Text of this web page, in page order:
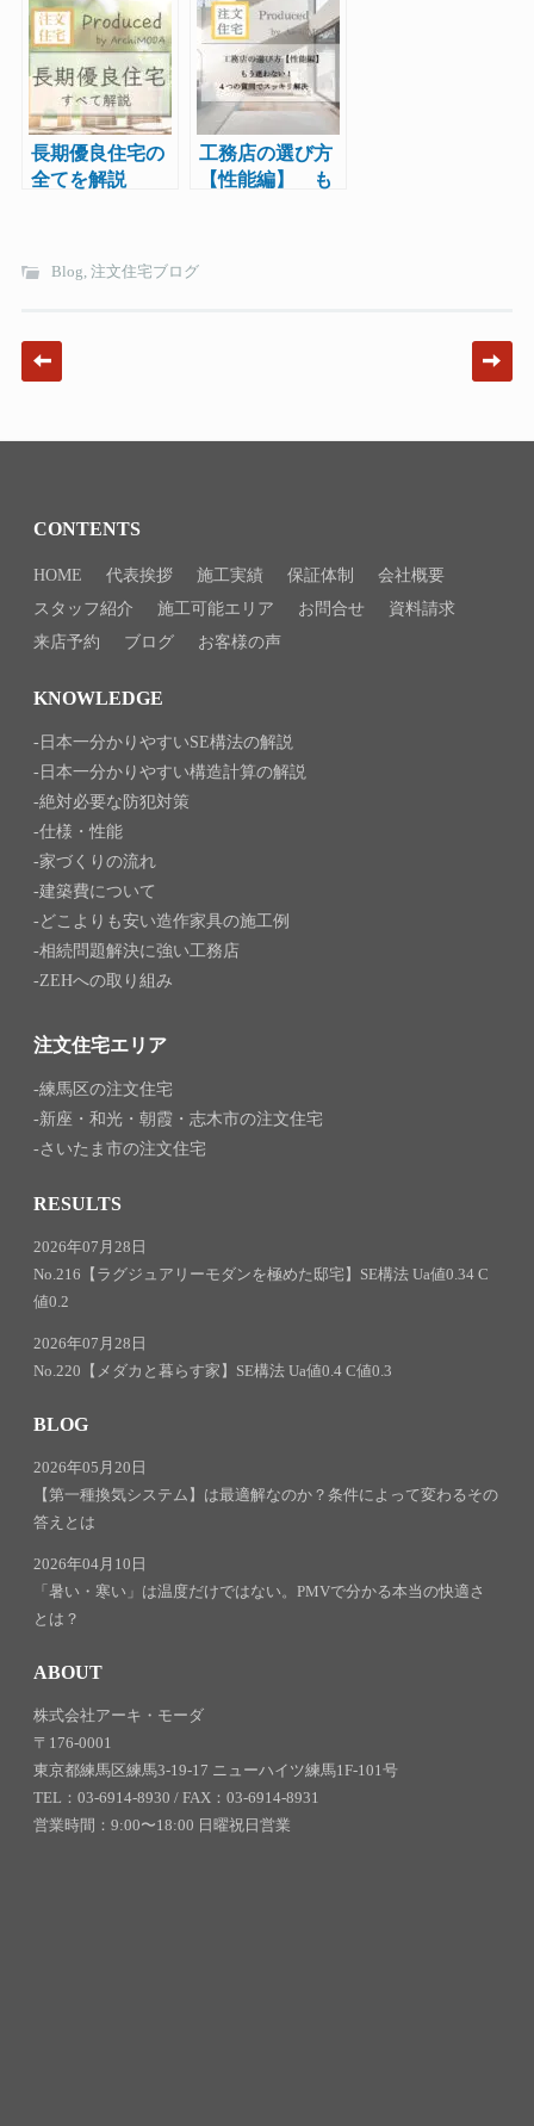
で実現可能か？
るのか！？|アー
キ・モーダ
長期優良住宅の
全てを解説
工務店の選び方
【性能編】 も
Blog 注文住宅ブログ
Post navigation
CONTENTS
HOME 代表挨拶 施工実績 保証体制
会社概要
スタッフ紹介
施工可能エリア お問合せ
資料請求
来店予約
ブログ お客様の声
KNOWLEDGE
日本一分かりやすいSE構法の解説
日本一分かりやすい構造計算の解説
絶対必要な防犯対策
仕様・性能
家づくりの流れ
建築費について
どこよりも安い造作家具の施工例
相続問題解決に強い工務店
ZEHへの取り組み
注文住宅エリア
練馬区の注文住宅
新座・和光・朝霞・志木市の注文住宅
さいたま市の注文住宅
RESULTS
2026年07月28日
No.216【ラグジュアリーモダンを極めた邸宅】SE構法 Ua値0.34 C
値0.2
2026年07月28日
No.220【メダカと暮らす家】SE構法 Ua値0.4 C値0.3
BLOG
2026年05月20日
【第一種換気システム】は最適解なのか？条件によって変わるその
答えとは
2026年04月10日
「暑い・寒い」は温度だけではない。PMVで分かる本当の快適さ
とは？
ABOUT
株式会社アーキ・モーダ
〒176-0001
東京都練馬区練馬3-19-17 ニューハイツ練馬1F-101号
TEL：03-6914-8930 / FAX：03-6914-8931
営業時間：9:00〜18:00 日曜祝日営業